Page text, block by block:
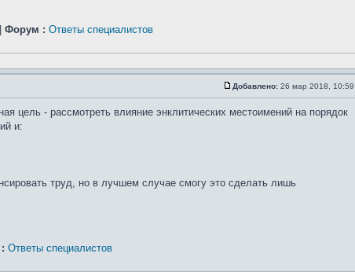
Форум : Ответы специалистов
Добавлено: 26 мар 2018, 10:59
цель - рассмотреть влияние энклитических местоимений на порядок
и:
труд, но в лучшем случае смогу это сделать лишь
Ответы специалистов